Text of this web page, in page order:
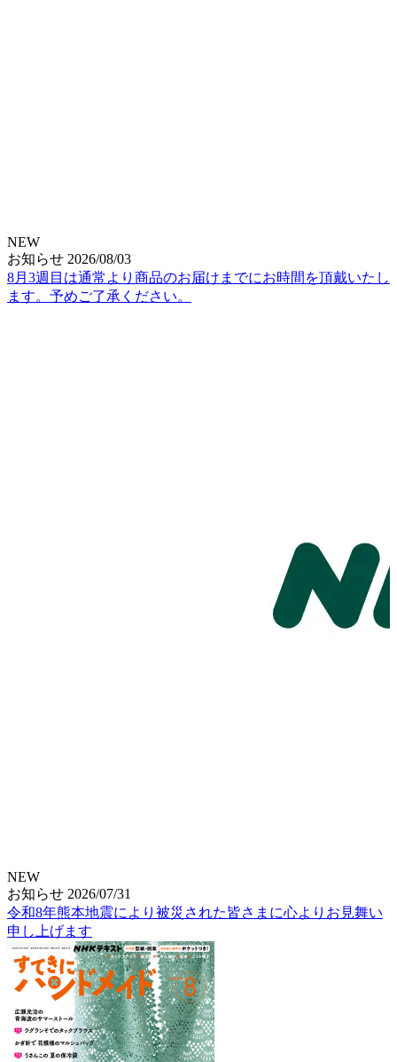
NEW
お知らせ 2026/08/03
8月3週目は通常より商品のお届けまでにお時間を頂戴いたし
ます。予めご了承ください。
NEW
お知らせ 2026/07/31
令和8年熊本地震により被災された皆さまに心よりお見舞い
申し上げます